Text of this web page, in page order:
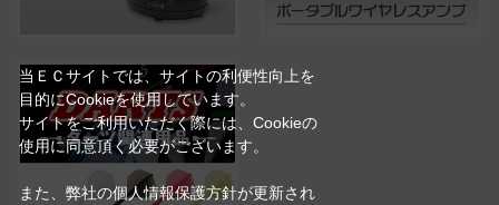
当ＥＣサイトでは、サイトの利便性向上を
目的にCookieを使用しています。
サイトをご利用いただく際には、Cookieの
使用に同意頂く必要がございます。
また、弊社の個人情報保護方針が更新され